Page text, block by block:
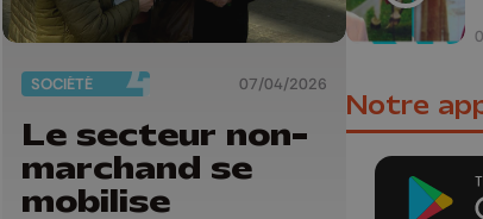
SOCIÉTÉ 07/04/2026
Le secteur non-
marchand se
mobilise
Notre